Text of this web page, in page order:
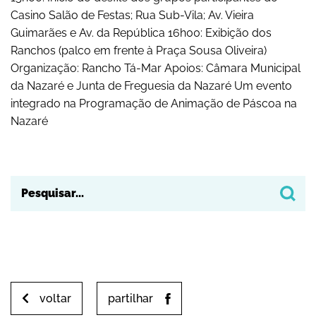
Yahoo! Calendar
Casino Salão de Festas; Rua Sub-Vila; Av. Vieira
Guimarães e Av. da República 16h00: Exibição dos
Ranchos (palco em frente à Praça Sousa Oliveira)
Organização: Rancho Tá-Mar Apoios: Câmara Municipal
da Nazaré e Junta de Freguesia da Nazaré Um evento
integrado na Programação de Animação de Páscoa na
Nazaré
voltar partilhar